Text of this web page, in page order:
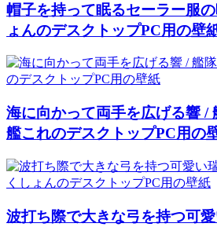
帽子を持って眠るセーラー服
ょんのデスクトップPC用の壁
海に向かって両手を広げる響 /
艦これのデスクトップPC用の
波打ち際で大きな弓を持つ可